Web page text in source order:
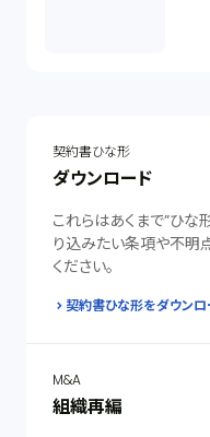
契約書ひな形
ダウンロード
これらはあくまで”ひな
り込みたい条項や不明
ください。
契約書ひな形をダウンロ
M&A
組織再編